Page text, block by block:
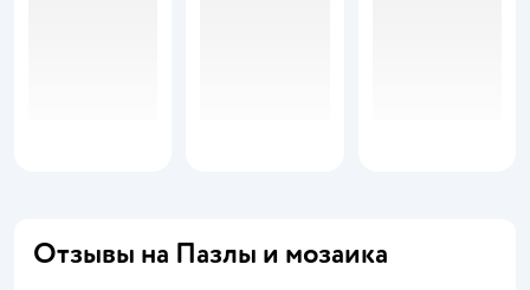
Отзывы на Пазлы и мозаика